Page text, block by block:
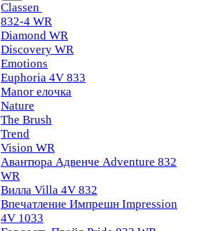
Classen
832-4 WR
Diamond WR
Discovery WR
Emotions
Euphoria 4V 833
Manor елочка
Nature
The Brush
Trend
Vision WR
Авантюра Адвенче Adventure 832
WR
Вилла Villa 4V 832
Впечатление Импрешн Impression
4V 1033